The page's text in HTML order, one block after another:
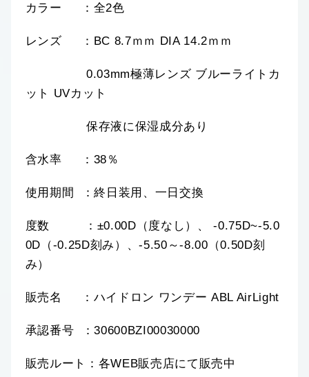
カラー ：全2色
レンズ ：BC 8.7ｍｍ DIA 14.2ｍｍ
0.03mm極薄レンズ ブルーライトカ
ット UVカット
保存液に保湿成分あり
含水率 ：38％
使用期間 ：終日装用、一日交換
度数 ：±0.00D（度なし）、 -0.75D~-5.0
0D（-0.25D刻み）、-5.50～-8.00（0.50D刻
み）
販売名 ：ハイドロン ワンデー ABL AirLight
承認番号 ：30600BZI00030000
販売ルート：各WEB販売店にて販売中